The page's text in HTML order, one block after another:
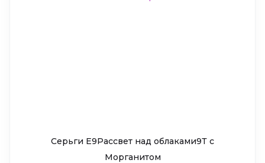
Серьги Е9Рассвет над облаками9Т c
Морганитом